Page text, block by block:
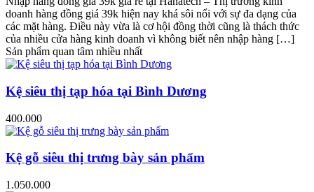
doanh hàng đồng giá 39k hiện nay khá sôi nổi với sự đa dạng của
các mặt hàng. Điều này vừa là cơ hội đồng thời cũng là thách thức
của nhiều cửa hàng kinh doanh vì không biết nên nhập hàng […]
Sản phẩm quan tâm nhiều nhất
Kệ siêu thị tạp hóa tại Bình Dương
400.000
Kệ gỗ siêu thị trưng bày sản phẩm
1.050.000